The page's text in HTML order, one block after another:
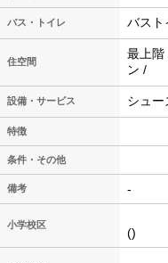
バス・トイレ バスト
住空間
最上階
ン /
設備・サービス シュ
特徴
条件・その他
備考 -
小学校区
()